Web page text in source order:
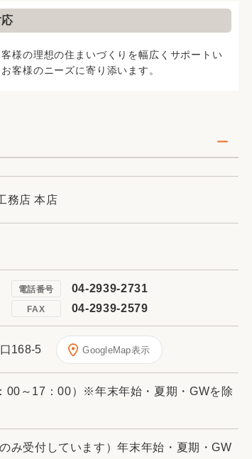
様の理想の住まいづくりを幅広くサポートい
客様のニーズに寄り添います。
務店 本店
電話番号 04-2939-2731
FAX 04-2939-2579
168-5 GoogleMap表示
00～17：00）※年末年始・夏期・GWを除
み受付しています）年末年始・夏期・GW